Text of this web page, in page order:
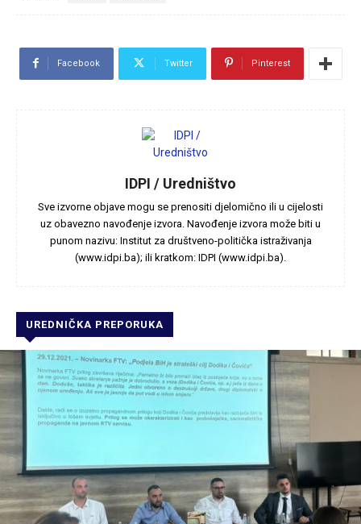
Facebook Twitter Pinterest
IDPI / Uredništvo
Sve izvorne objave mogu se prenositi djelomično ili u cijelosti
uz obavezno navođenje izvora. Navođenje izvora može biti u
punom nazivu: Institut za društveno-politička istraživanja
(www.idpi.ba); ili kratkom: IDPI (www.idpi.ba).
UREDNIČKA PREPORUKA